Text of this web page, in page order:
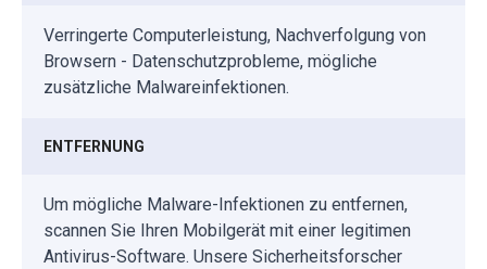
Verringerte Computerleistung, Nachverfolgung von
Browsern - Datenschutzprobleme, mögliche
zusätzliche Malwareinfektionen.
ENTFERNUNG
Um mögliche Malware-Infektionen zu entfernen,
scannen Sie Ihren Mobilgerät mit einer legitimen
Antivirus-Software. Unsere Sicherheitsforscher